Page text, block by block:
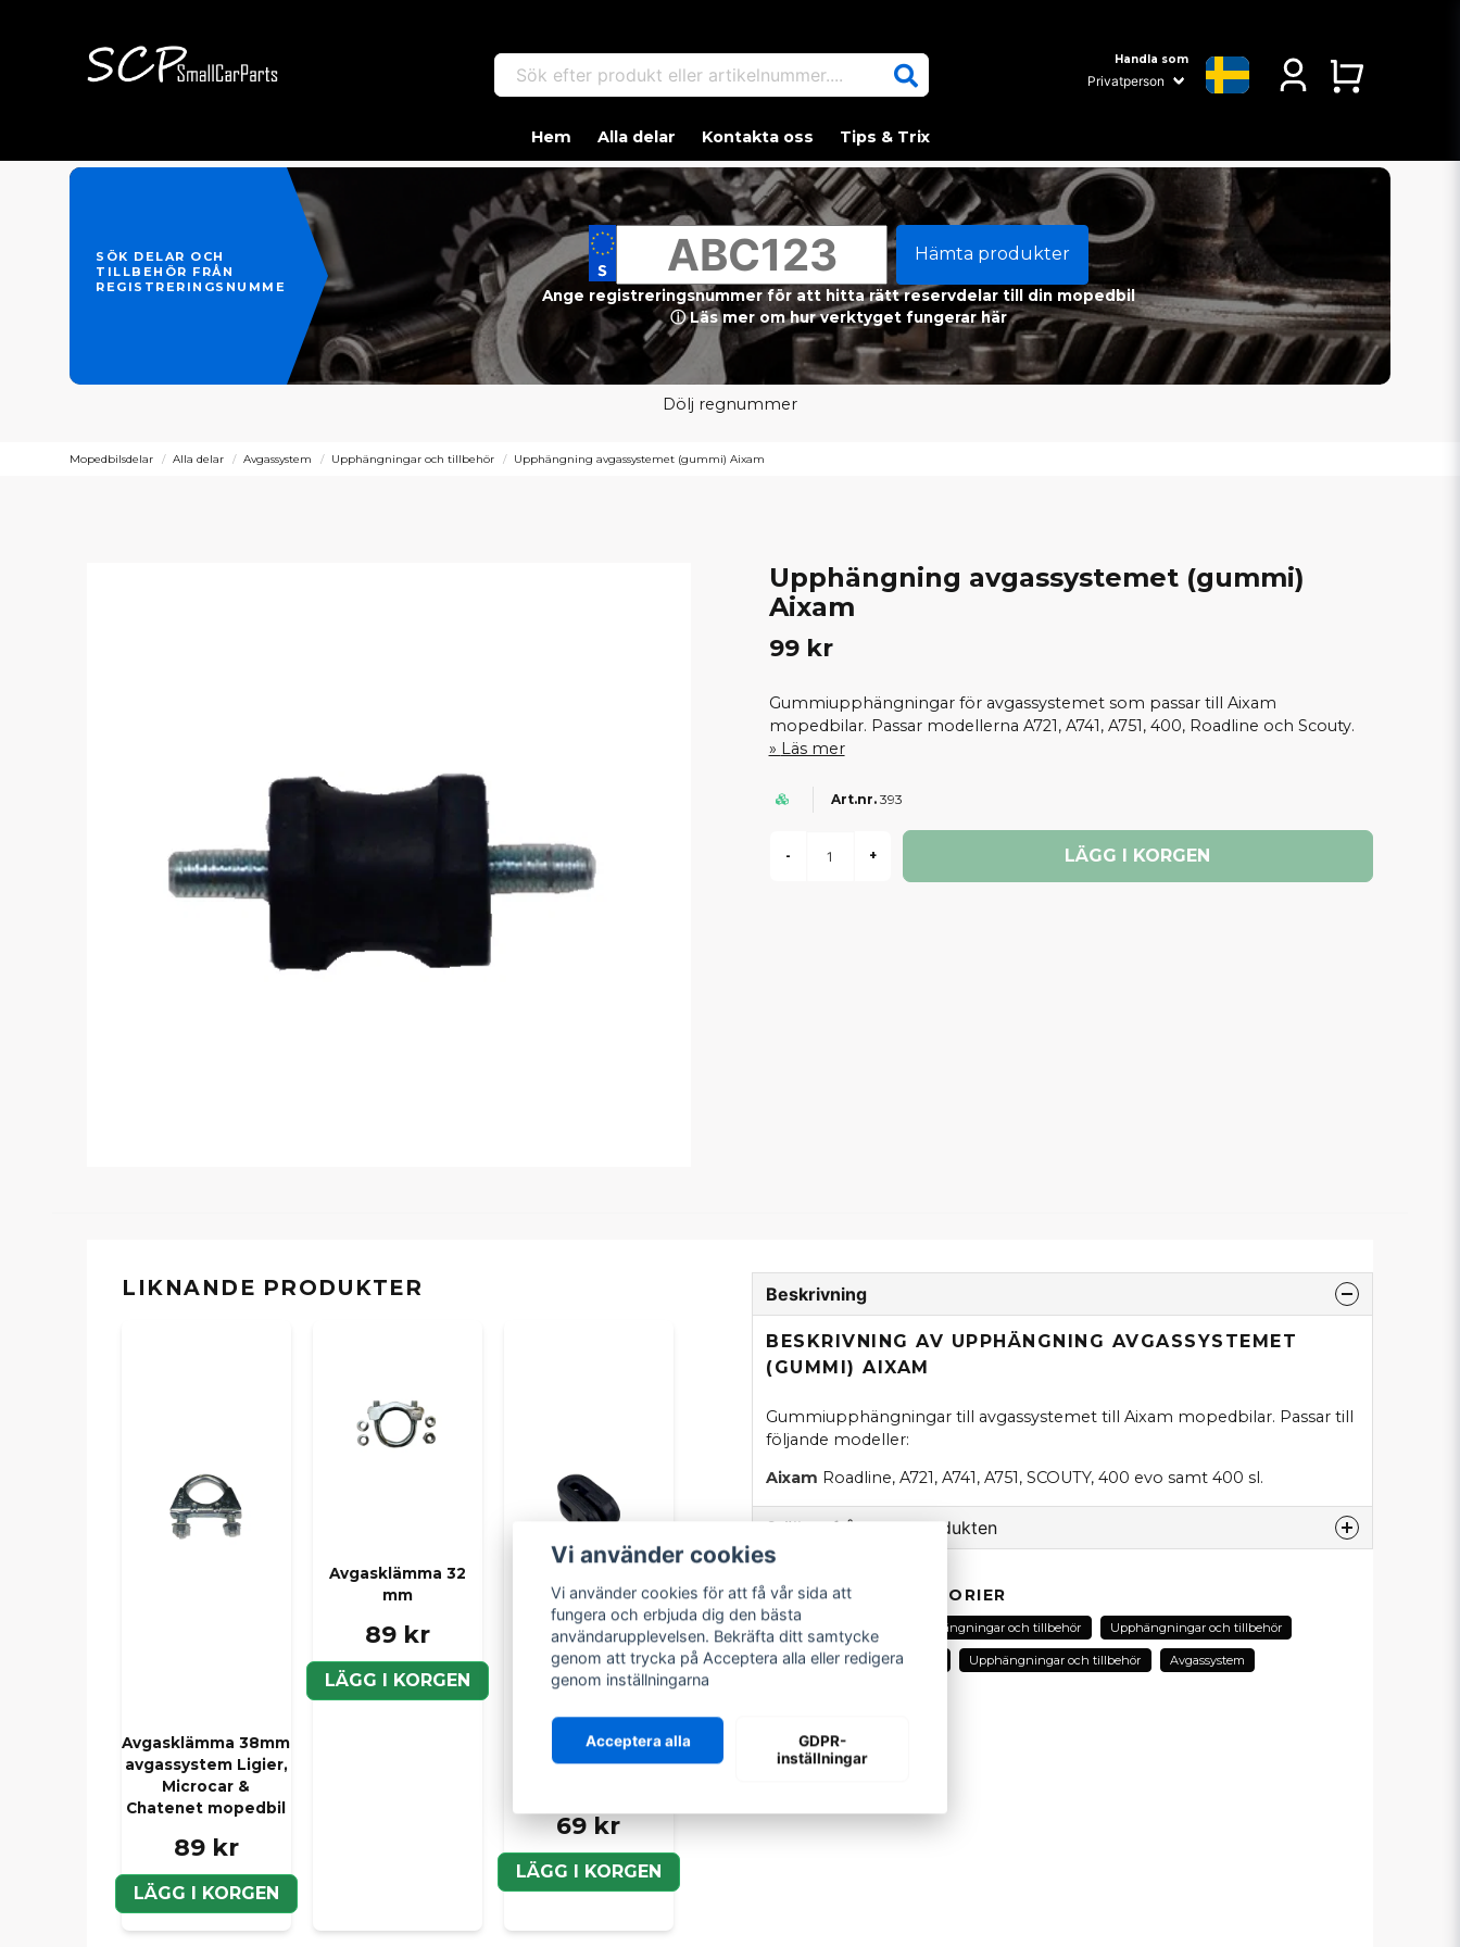
Sök efter produkt eller artikelnummer.... Handla som
Hem Alla delar Kontakta oss Tips & Trix
SÖK DELAR OCH
TILLBEHÖR FRÅN
REGISTRERINGSNUMMER
Hämta produkter
Ange registreringsnummer för att hitta rätt reservdelar till din mopedbil
ⓘ Läs mer om hur verktyget fungerar här
Dölj regnummer
Mopedbilsdelar Alla delar Avgassystem Upphängningar och tillbehör Upphängning avgassystemet (gummi) Aixam
Upphängning avgassystemet (gummi)
Aixam
99 kr
Gummiupphängningar för avgassystemet som passar till Aixam
mopedbilar. Passar modellerna A721, A741, A751, 400, Roadline och Scouty.
Läs mer
393
- + LÄGG I KORGEN
LIKNANDE PRODUKTER
Avgasklämma 38mm
avgassystem Ligier,
Microcar &
Chatenet mopedbil
89 kr
LÄGG I KORGEN
Avgasklämma 32
mm
89 kr
LÄGG I KORGEN
Upphängning
avgassystemet
69 kr
LÄGG I KORGEN
Beskrivning
BESKRIVNING AV UPPHÄNGNING AVGASSYSTEMET
(GUMMI) AIXAM
Gummiupphängningar till avgassystemet till Aixam mopedbilar. Passar till
följande modeller:
Aixam Roadline, A721, A741, A751, SCOUTY, 400 evo samt 400 sl.
Ställ en fråga om produkten
Fråga oss om denna produkt...
RELATERADE KATEGORIER
Alla delar Aixam Upphängningar och tillbehör Upphängningar och tillbehör
Avgassystem Avgassystem Upphängningar och tillbehör Avgassystem
Vi använder cookies
Vi använder cookies för att få vår sida att
fungera och erbjuda dig den bästa
användarupplevelsen. Bekräfta ditt samtycke
genom att trycka på Acceptera alla eller redigera
genom inställningarna
Acceptera alla
GDPR-
inställningar